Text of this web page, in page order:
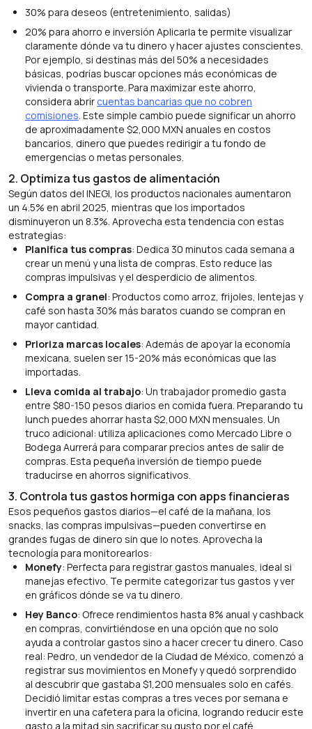
30% para deseos (entretenimiento, salidas)
20% para ahorro e inversión Aplicarla te permite visualizar
claramente dónde va tu dinero y hacer ajustes conscientes.
Por ejemplo, si destinas más del 50% a necesidades
básicas, podrías buscar opciones más económicas de
vivienda o transporte. Para maximizar este ahorro,
considera abrir cuentas bancarias que no cobren
comisiones. Este simple cambio puede significar un ahorro
de aproximadamente $2,000 MXN anuales en costos
bancarios, dinero que puedes redirigir a tu fondo de
emergencias o metas personales.
2. Optimiza tus gastos de alimentación
Según datos del INEGI, los productos nacionales aumentaron
un 4.5% en abril 2025, mientras que los importados
disminuyeron un 8.3%. Aprovecha esta tendencia con estas
estrategias:
Planifica tus compras: Dedica 30 minutos cada semana a
crear un menú y una lista de compras. Esto reduce las
compras impulsivas y el desperdicio de alimentos.
Compra a granel: Productos como arroz, frijoles, lentejas y
café son hasta 30% más baratos cuando se compran en
mayor cantidad.
Prioriza marcas locales: Además de apoyar la economía
mexicana, suelen ser 15-20% más económicas que las
importadas.
Lleva comida al trabajo: Un trabajador promedio gasta
entre $80-150 pesos diarios en comida fuera. Preparando tu
lunch puedes ahorrar hasta $2,000 MXN mensuales. Un
truco adicional: utiliza aplicaciones como Mercado Libre o
Bodega Aurrerá para comparar precios antes de salir de
compras. Esta pequeña inversión de tiempo puede
traducirse en ahorros significativos.
3. Controla tus gastos hormiga con apps financieras
Esos pequeños gastos diarios—el café de la mañana, los
snacks, las compras impulsivas—pueden convertirse en
grandes fugas de dinero sin que lo notes. Aprovecha la
tecnología para monitorearlos:
Monefy: Perfecta para registrar gastos manuales, ideal si
manejas efectivo. Te permite categorizar tus gastos y ver
en gráficos dónde se va tu dinero.
Hey Banco: Ofrece rendimientos hasta 8% anual y cashback
en compras, convirtiéndose en una opción que no solo
ayuda a controlar gastos sino a hacer crecer tu dinero. Caso
real: Pedro, un vendedor de la Ciudad de México, comenzó a
registrar sus movimientos en Monefy y quedó sorprendido
al descubrir que gastaba $1,200 mensuales solo en cafés.
Decidió limitar estas compras a tres veces por semana e
invertir en una cafetera para la oficina, logrando reducir este
gasto a la mitad sin sacrificar su gusto por el café.